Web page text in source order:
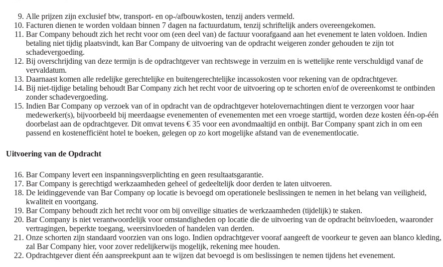
Alle prijzen zijn exclusief btw, transport- en op-/afbouwkosten, tenzij anders vermeld.
Facturen dienen te worden voldaan binnen 7 dagen na factuurdatum, tenzij schriftelijk anders overeengekomen.
Bar Company behoudt zich het recht voor om (een deel van) de factuur voorafgaand aan het evenement te laten voldoen. Indien
betaling niet tijdig plaatsvindt, kan Bar Company de uitvoering van de opdracht weigeren zonder gehouden te zijn tot
schadevergoeding.
Bij overschrijding van deze termijn is de opdrachtgever van rechtswege in verzuim en is wettelijke rente verschuldigd vanaf de
vervaldatum.
Daarnaast komen alle redelijke gerechtelijke en buitengerechtelijke incassokosten voor rekening van de opdrachtgever.
Bij niet-tijdige betaling behoudt Bar Company zich het recht voor de uitvoering op te schorten en/of de overeenkomst te ontbinden
zonder schadevergoeding.
Indien Bar Company op verzoek van of in opdracht van de opdrachtgever hotelovernachtingen dient te verzorgen voor haar
medewerker(s), bijvoorbeeld bij meerdaagse evenementen of evenementen met een vroege starttijd, worden deze kosten één-op-één
doorbelast aan de opdrachtgever. Dit omvat tevens € 35 voor een avondmaaltijd en ontbijt. Bar Company spant zich in om een
passend en kostenefficiënt hotel te boeken, gelegen op zo kort mogelijke afstand van de evenementlocatie.
Uitvoering van de Opdracht
Bar Company levert een inspanningsverplichting en geen resultaatsgarantie.
Bar Company is gerechtigd werkzaamheden geheel of gedeeltelijk door derden te laten uitvoeren.
De leidinggevende van Bar Company op locatie is bevoegd om operationele beslissingen te nemen in het belang van veiligheid,
kwaliteit en voortgang.
Bar Company behoudt zich het recht voor om bij onveilige situaties de werkzaamheden (tijdelijk) te staken.
Bar Company is niet verantwoordelijk voor omstandigheden op locatie die de uitvoering van de opdracht beïnvloeden, waaronder
vertragingen, beperkte toegang, weersinvloeden of handelen van derden.
Onze schorten zijn standaard voorzien van ons logo. Indien opdrachtgever vooraf aangeeft de voorkeur te geven aan blanco kleding,
zal Bar Company hier, voor zover redelijkerwijs mogelijk, rekening mee houden.
Opdrachtgever dient één aanspreekpunt aan te wijzen dat bevoegd is om beslissingen te nemen tijdens het evenement.